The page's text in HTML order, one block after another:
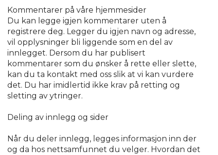
Kommentarer på våre hjemmesider
Du kan legge igjen kommentarer uten å
registrere deg. Legger du igjen navn og adresse,
vil opplysninger bli liggende som en del av
innlegget. Dersom du har publisert
kommentarer som du ønsker å rette eller slette,
kan du ta kontakt med oss slik at vi kan vurdere
det. Du har imidlertid ikke krav på retting og
sletting av ytringer.
Deling av innlegg og sider
Når du deler innlegg, legges informasjon inn der
og da hos nettsamfunnet du velger. Hvordan det